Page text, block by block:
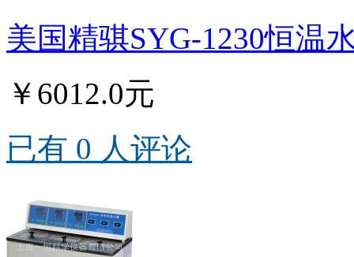
美国精骐SYG-1230恒温
￥6012.0元
已有 0 人评论